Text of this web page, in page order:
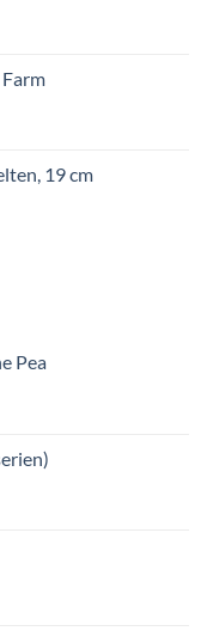
19 cm
Pea